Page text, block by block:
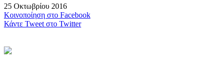
25 Οκτωβρίου 2016
Κοινοποίηση στο Facebook
Κάντε Tweet στο Twitter